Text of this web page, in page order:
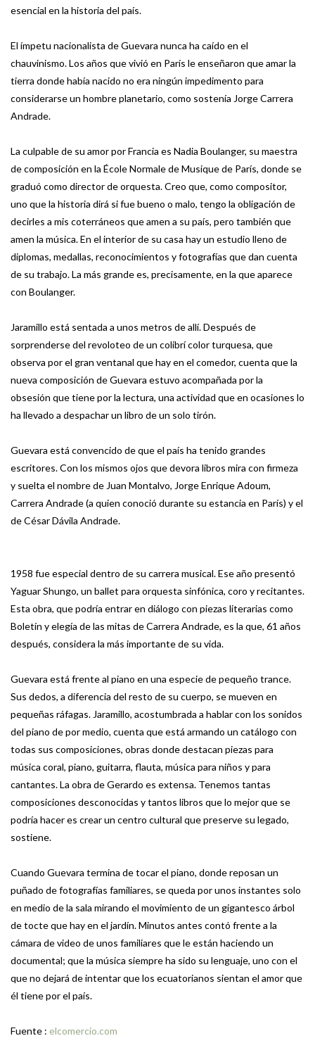
esencial en la historia del país.
El ímpetu nacionalista de Guevara nunca ha caído en el
chauvinismo. Los años que vivió en París le enseñaron que amar la
tierra donde había nacido no era ningún impedimento para
considerarse un hombre planetario, como sostenía Jorge Carrera
Andrade.
La culpable de su amor por Francia es Nadia Boulanger, su maestra
de composición en la École Normale de Musique de París, donde se
graduó como director de orquesta. Creo que, como compositor,
uno que la historia dirá si fue bueno o malo, tengo la obligación de
decirles a mis coterráneos que amen a su país, pero también que
amen la música. En el interior de su casa hay un estudio lleno de
diplomas, medallas, reconocimientos y fotografías que dan cuenta
de su trabajo. La más grande es, precisamente, en la que aparece
con Boulanger.
Jaramillo está sentada a unos metros de allí. Después de
sorprenderse del revoloteo de un colibrí color turquesa, que
observa por el gran ventanal que hay en el comedor, cuenta que la
nueva composición de Guevara estuvo acompañada por la
obsesión que tiene por la lectura, una actividad que en ocasiones lo
ha llevado a despachar un libro de un solo tirón.
Guevara está convencido de que el país ha tenido grandes
escritores. Con los mismos ojos que devora libros mira con firmeza
y suelta el nombre de Juan Montalvo, Jorge Enrique Adoum,
Carrera Andrade (a quien conoció durante su estancia en París) y el
de César Dávila Andrade.
1958 fue especial dentro de su carrera musical. Ese año presentó
Yaguar Shungo, un ballet para orquesta sinfónica, coro y recitantes.
Esta obra, que podría entrar en diálogo con piezas literarias como
Boletín y elegía de las mitas de Carrera Andrade, es la que, 61 años
después, considera la más importante de su vida.
Guevara está frente al piano en una especie de pequeño trance.
Sus dedos, a diferencia del resto de su cuerpo, se mueven en
pequeñas ráfagas. Jaramillo, acostumbrada a hablar con los sonidos
del piano de por medio, cuenta que está armando un catálogo con
todas sus composiciones, obras donde destacan piezas para
música coral, piano, guitarra, flauta, música para niños y para
cantantes. La obra de Gerardo es extensa. Tenemos tantas
composiciones desconocidas y tantos libros que lo mejor que se
podría hacer es crear un centro cultural que preserve su legado,
sostiene.
Cuando Guevara termina de tocar el piano, donde reposan un
puñado de fotografías familiares, se queda por unos instantes solo
en medio de la sala mirando el movimiento de un gigantesco árbol
de tocte que hay en el jardín. Minutos antes contó frente a la
cámara de video de unos familiares que le están haciendo un
documental; que la música siempre ha sido su lenguaje, uno con el
que no dejará de intentar que los ecuatorianos sientan el amor que
él tiene por el país.
Fuente : elcomercio.com